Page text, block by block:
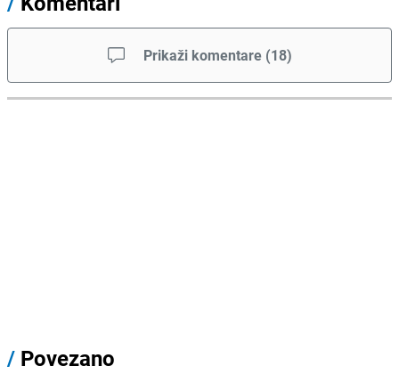
Prikaži komentare (18)
/ Povezano